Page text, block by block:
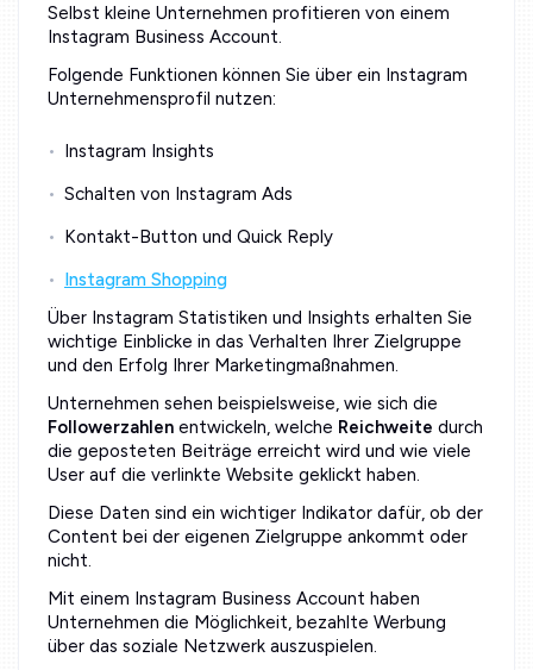
Selbst kleine Unternehmen profitieren von einem
Instagram Business Account.
Folgende Funktionen können Sie über ein Instagram
Unternehmensprofil nutzen:
Instagram Insights
Schalten von Instagram Ads
Kontakt-Button und Quick Reply
Instagram Shopping
Über Instagram Statistiken und Insights erhalten Sie
wichtige Einblicke in das Verhalten Ihrer Zielgruppe
und den Erfolg Ihrer Marketingmaßnahmen.
Unternehmen sehen beispielsweise, wie sich die
Followerzahlen entwickeln, welche Reichweite durch
die geposteten Beiträge erreicht wird und wie viele
User auf die verlinkte Website geklickt haben.
Diese Daten sind ein wichtiger Indikator dafür, ob der
Content bei der eigenen Zielgruppe ankommt oder
nicht.
Mit einem Instagram Business Account haben
Unternehmen die Möglichkeit, bezahlte Werbung
über das soziale Netzwerk auszuspielen.